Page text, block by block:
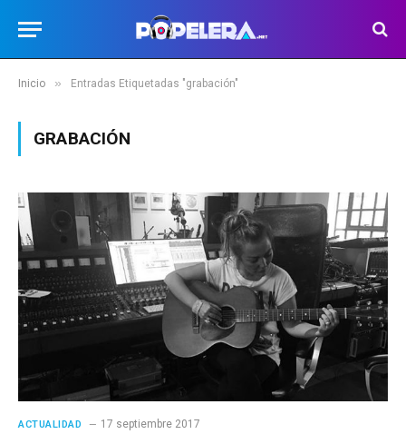
Inicio » Entradas Etiquetadas "grabación"
GRABACIÓN
ACTUALIDAD 17 septiembre 2017